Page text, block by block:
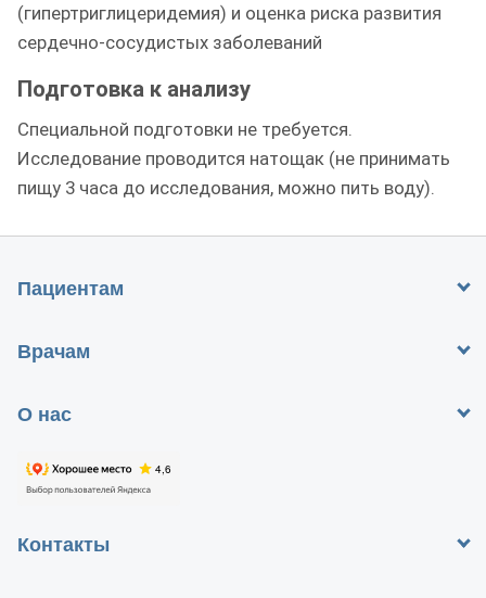
(гипертриглицеридемия) и оценка риска развития
сердечно-сосудистых заболеваний
Подготовка к анализу
Специальной подготовки не требуется.
Исследование проводится натощак (не принимать
пищу 3 часа до исследования, можно пить воду).
Пациентам
Врачам
О нас
Контакты